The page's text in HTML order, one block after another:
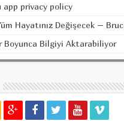
app privacy policy
Hayatınız Değişecek –
Boyunca Bilgiyi Aktarabiliyor